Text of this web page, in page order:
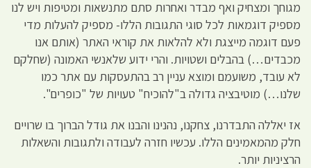
מגוחך ומצחיק ואף מבדר ואחרות סתם מתנשאות ומטיפות ויש לנו
מספיק דוגמאות לכל סוגי התגובות הללו- מספיק להעלות מדי
פעם דוגמה מייצגת ולא להלאות את קוראי האתר (אותם אנו
מכבדים…) בהבלים ושטויות. והרי ידוע שלאנשי האמונה (שחלקם
לא עובד, משועמם ומוצא עניין רב בהתעסקות עם אתר כמו
שלנו…) מוטיבציה גדולה ב"להוכיח" טעויות של "כופרים".
אז יאללה התבדרנו, צחקנו, נהנינו והבנו את גודל הברוך בו שרויים
חלק מהמאמינים הללו. עכשיו חזרה לעבודה ולתגובות והשאלות
הרציניות יותר.